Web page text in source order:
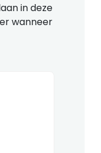
in deze
wanneer